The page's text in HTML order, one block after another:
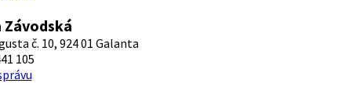
Závodská
č. 10, 924 01 Galanta
105